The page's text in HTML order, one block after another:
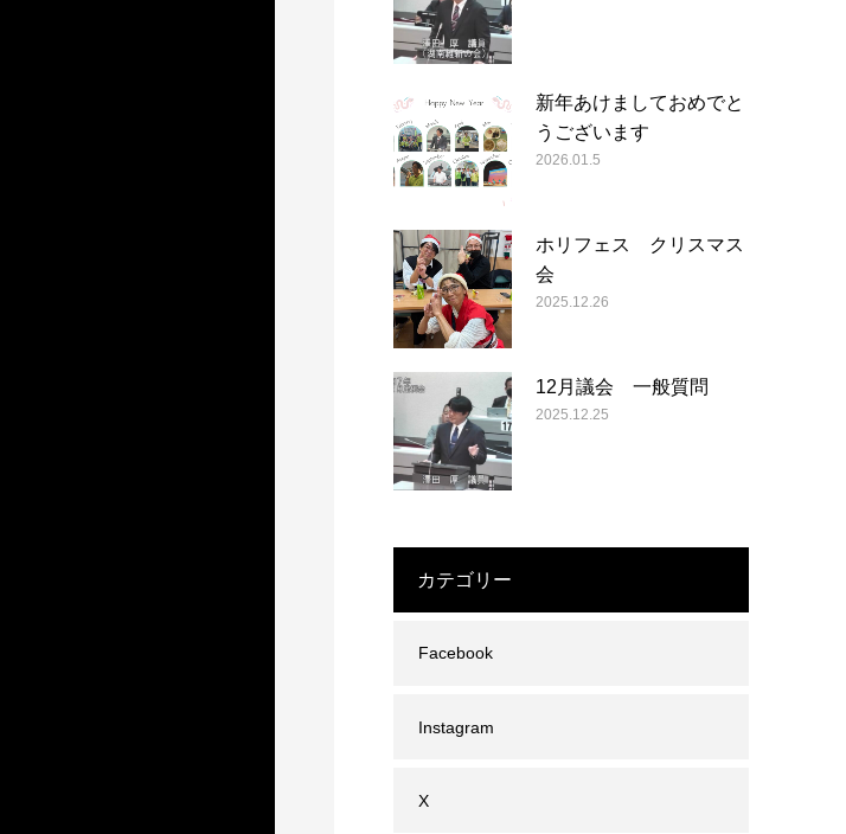
新年あけましておめでと
うございます
2026.01.5
ホリフェス クリスマス
会
2025.12.26
12月議会 一般質問
2025.12.25
カテゴリー
Facebook
Instagram
X